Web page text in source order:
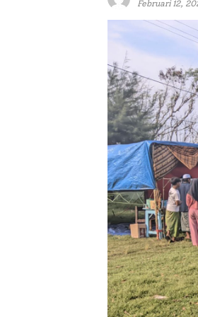
Februari 12,